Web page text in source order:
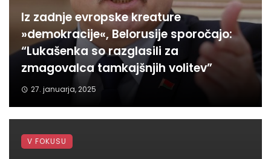
Iz zadnje evropske kreature
»demokracije«, Belorusije sporočajo:
“Lukašenka so razglasili za
zmagovalca tamkajšnjih volitev”
27. januarja, 2025
V FOKUSU